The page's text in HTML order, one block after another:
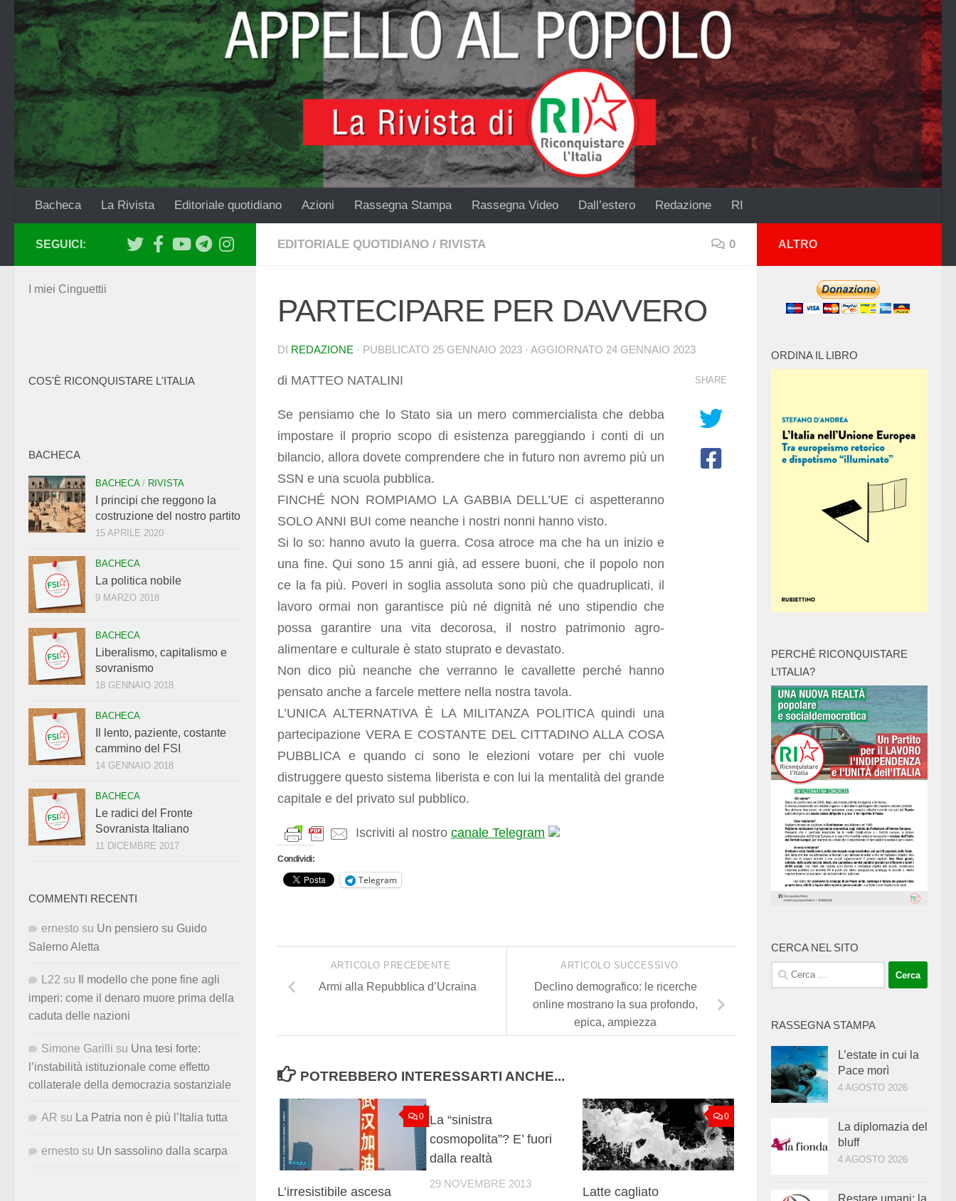
Salta al contenuto
Bacheca La Rivista Editoriale quotidiano Azioni Rassegna Stampa Rassegna Video Dall’estero Redazione RI
EDITORIALE QUOTIDIANO / RIVISTA 0
PARTECIPARE PER DAVVERO
DI REDAZIONE · PUBBLICATO 25 GENNAIO 2023 · AGGIORNATO 24 GENNAIO 2023
di MATTEO NATALINI
Se pensiamo che lo Stato sia un mero commercialista che debba
impostare il proprio scopo di esistenza pareggiando i conti di un
bilancio, allora dovete comprendere che in futuro non avremo più un
SSN e una scuola pubblica.
FINCHÉ NON ROMPIAMO LA GABBIA DELL’UE ci aspetteranno
SOLO ANNI BUI come neanche i nostri nonni hanno visto.
Si lo so: hanno avuto la guerra. Cosa atroce ma che ha un inizio e
una fine. Qui sono 15 anni già, ad essere buoni, che il popolo non
ce la fa più. Poveri in soglia assoluta sono più che quadruplicati, il
lavoro ormai non garantisce più né dignità né uno stipendio che
possa garantire una vita decorosa, il nostro patrimonio agro-
alimentare e culturale è stato stuprato e devastato.
Non dico più neanche che verranno le cavallette perché hanno
pensato anche a farcele mettere nella nostra tavola.
L’UNICA ALTERNATIVA È LA MILITANZA POLITICA quindi una
partecipazione VERA E COSTANTE DEL CITTADINO ALLA COSA
PUBBLICA e quando ci sono le elezioni votare per chi vuole
distruggere questo sistema liberista e con lui la mentalità del grande
capitale e del privato sul pubblico.
Iscriviti al nostro canale Telegram
Condividi:
Telegram
SHARE
ARTICOLO SUCCESSIVO
Declino demografico: le ricerche
online mostrano la sua profondo,
epica, ampiezza
ARTICOLO PRECEDENTE
Armi alla Repubblica d’Ucraina
POTREBBERO INTERESSARTI ANCHE...
0
L’irresistibile ascesa
La “sinistra
cosmopolita”? E’ fuori
dalla realtà
29 NOVEMBRE 2013
0
Latte cagliato
SEGUICI:
I miei Cinguettii
COS'È RICONQUISTARE L'ITALIA
BACHECA
BACHECA/ RIVISTA
I principi che reggono la
costruzione del nostro partito
15 APRILE 2020
BACHECA
La politica nobile
9 MARZO 2018
BACHECA
Liberalismo, capitalismo e
sovranismo
18 GENNAIO 2018
BACHECA
Il lento, paziente, costante
cammino del FSI
14 GENNAIO 2018
BACHECA
Le radici del Fronte
Sovranista Italiano
11 DICEMBRE 2017
COMMENTI RECENTI
ernesto su Un pensiero su Guido
Salerno Aletta
L22 su
Il modello che pone fine agli
imperi: come il denaro muore prima della
caduta delle nazioni
Simone Garilli su Una tesi forte:
l’instabilità istituzionale come effetto
collaterale della democrazia sostanziale
AR su La Patria non è più l’Italia tutta
ernesto su Un sassolino dalla scarpa
ALTRO
ORDINA IL LIBRO
PERCHÉ RICONQUISTARE
L’ITALIA?
CERCA NEL SITO
Ricerca
per:
RASSEGNA STAMPA
L’estate in cui la
Pace morì
4 AGOSTO 2026
La diplomazia del
bluff
4 AGOSTO 2026